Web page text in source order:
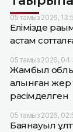
05 тамыз 2026,
Елімізде
астам
05 тамыз 2026,
Жамбыл
алынған жер
рәсімделген
05 тамыз 2026,
Баянауыл